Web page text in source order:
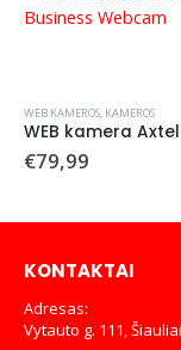
WEB KAMEROS, KAMEROS
€79,99
KONTAKTAI
Adresas:
Vytauto g. 111,